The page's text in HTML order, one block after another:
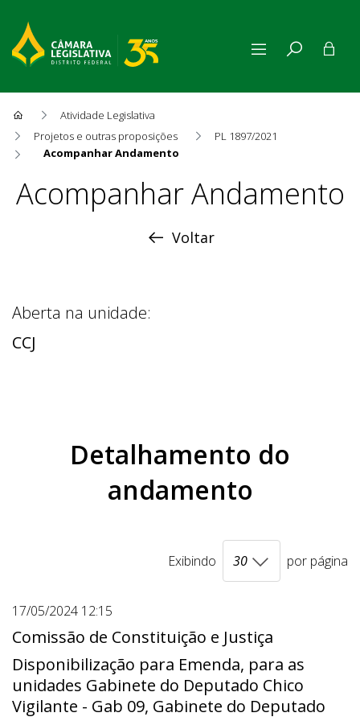
Atividade Legislativa
Projetos e outras proposições
PL 1897/2021
Acompanhar Andamento
Acompanhar Andamento
Acompanhar Andamento
Voltar
Aberta na unidade:
CCJ
Detalhamento do
andamento
Exibindo por página
17/05/2024 12:15
Comissão de Constituição e Justiça
Disponibilização para Emenda, para as
unidades Gabinete do Deputado Chico
Vigilante - Gab 09, Gabinete do Deputado